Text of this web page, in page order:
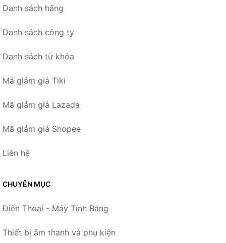
Danh sách hãng
Danh sách công ty
Danh sách từ khóa
Mã giảm giá Tiki
Mã giảm giá Lazada
Mã giảm giá Shopee
Liên hệ
CHUYÊN MỤC
Điện Thoại - Máy Tính Bảng
Thiết bị âm thanh và phụ kiện